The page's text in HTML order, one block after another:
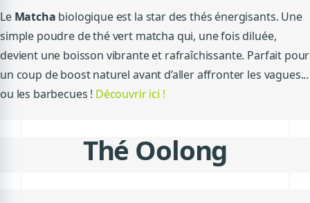
Le Matcha biologique est la star des thés énergisants. Une
simple poudre de thé vert matcha qui, une fois diluée,
devient une boisson vibrante et rafraîchissante. Parfait pour
un coup de boost naturel avant d’aller affronter les vagues...
ou les barbecues ! Découvrir ici !
Thé Oolong